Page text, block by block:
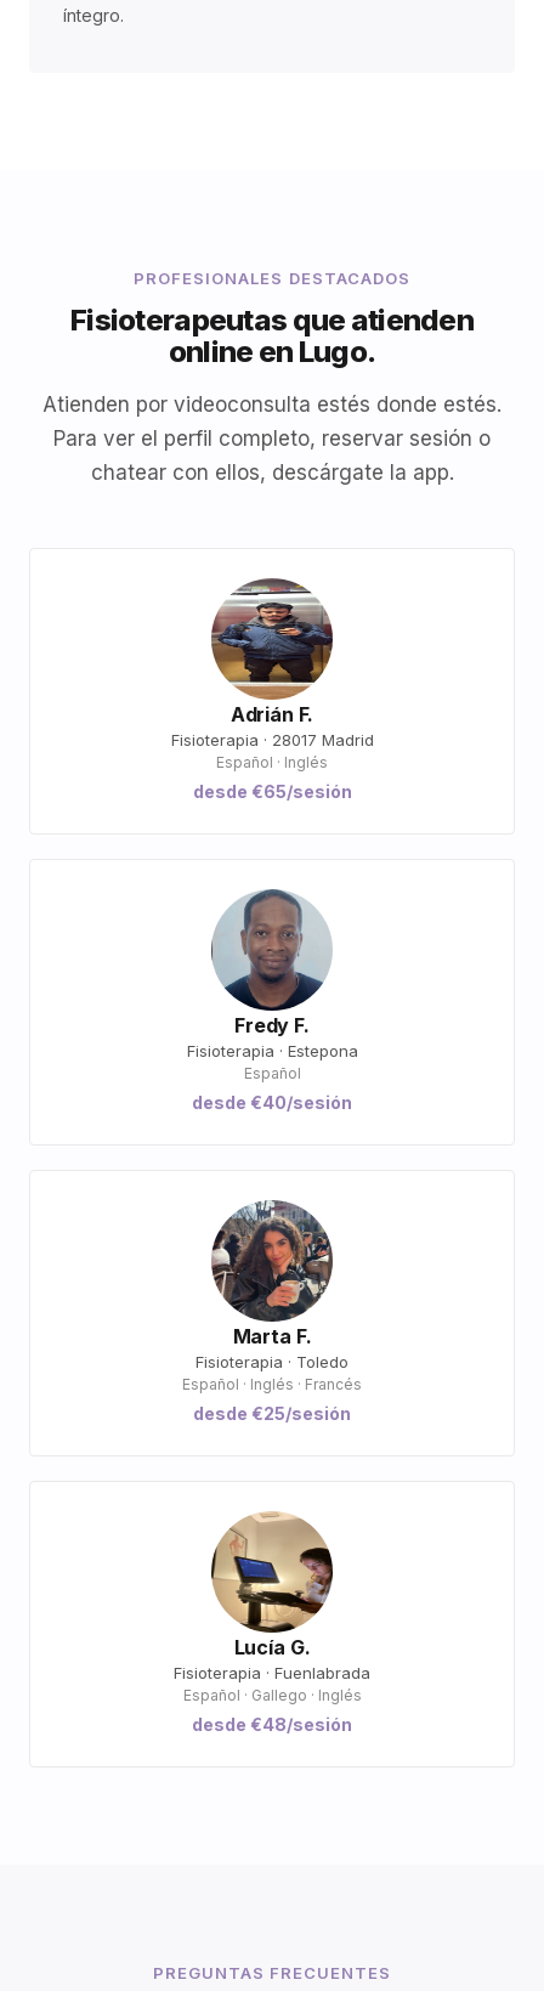
íntegro.
PROFESIONALES DESTACADOS
Fisioterapeutas que atienden
online en Lugo.
Atienden por videoconsulta estés donde estés.
Para ver el perfil completo, reservar sesión o
chatear con ellos, descárgate la app.
Adrián F.
Fisioterapia · 28017 Madrid
Español · Inglés
desde €65/sesión
Fredy F.
Fisioterapia · Estepona
Español
desde €40/sesión
Marta F.
Fisioterapia · Toledo
Español · Inglés · Francés
desde €25/sesión
Lucía G.
Fisioterapia · Fuenlabrada
Español · Gallego · Inglés
desde €48/sesión
PREGUNTAS FRECUENTES